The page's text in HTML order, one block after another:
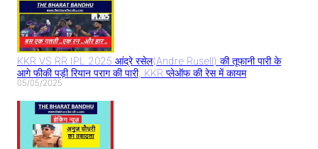
KKR VS RR IPL 2025:आंद्रे रसेल(Andre Rusell) की तूफानी पारी के
आगे फीकी पड़ी रियान पराग की पारी, KKR प्लेऑफ की रेस में कायम
05/05/2025